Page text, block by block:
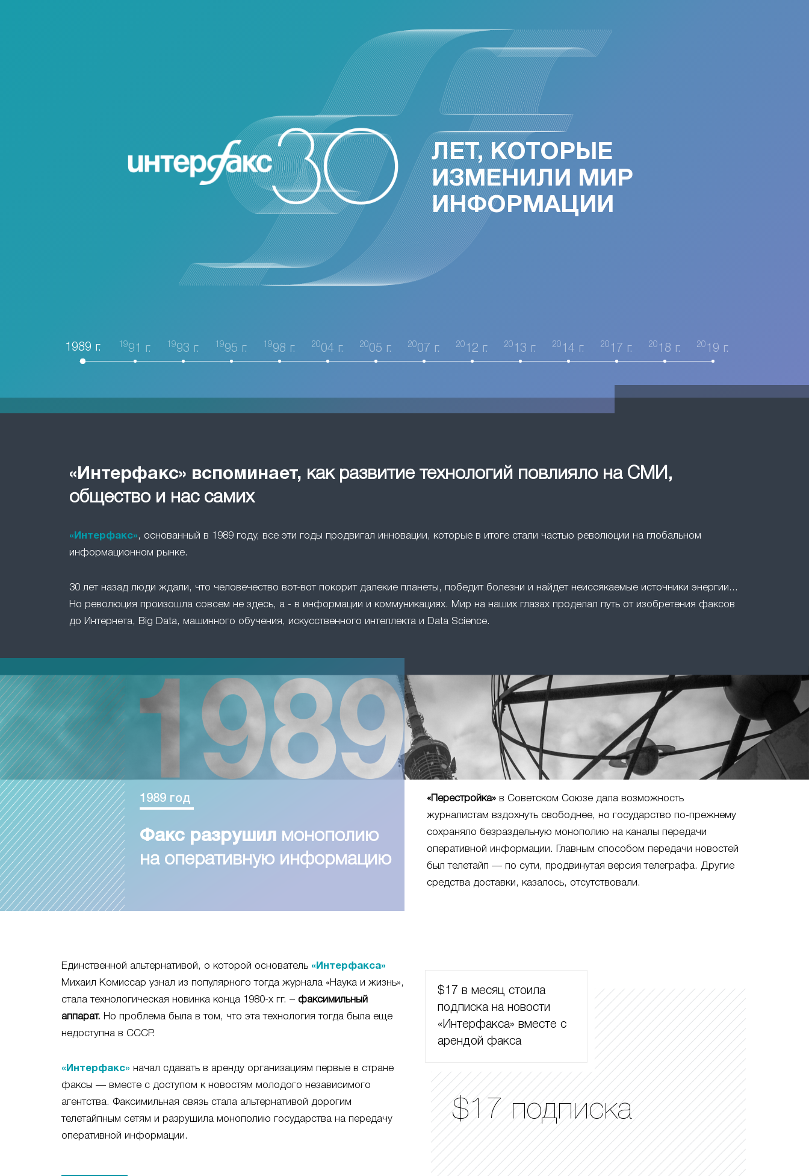
ЛЕТ, КОТОРЫЕ
ИЗМЕНИЛИ МИР
ИНФОРМАЦИИ
1989 г. 1991 г. 1993 г. 1995 г. 1998 г. 2004 г. 2005 г. 2007 г. 20 12 г. 20 13 г. 20 14 г. 20 17 г. 20 18 г. 20 19 г.
«Интерфакс» вспоминает, как развитие технологий повлияло на СМИ,
общество и нас самих
«Интерфакс», основанный в 1989 году, все эти годы продвигал инновации, которые в итоге стали частью революции на глобальном
информационном рынке.
30 лет назад люди ждали, что человечество вот-вот покорит далекие планеты, победит болезни и найдет неиссякаемые источники энергии...
Но революция произошла совсем не здесь, а - в информации и коммуникациях. Мир на наших глазах проделал путь от изобретения факсов
до Интернета, Big Data, машинного обучения, искусственного интеллекта и Data Science.
1989 год
Факс разрушил
монополию
на оперативную информацию
«Перестройка» в Советском Союзе дала возможность
журналистам вздохнуть свободнее, но государство по-прежнему
сохраняло безраздельную монополию на каналы передачи
оперативной информации. Главным способом передачи новостей
был телетайп — по сути, продвинутая версия телеграфа. Другие
средства доставки, казалось, отсутствовали.
Единственной альтернативой, о которой основатель «Интерфакса»
Михаил Комиссар узнал из популярного тогда журнала «Наука и жизнь»,
стала технологическая новинка конца 1980-х гг. – факсимильный
аппарат. Но проблема была в том, что эта технология тогда была еще
недоступна в СССР.
«Интерфакс» начал сдавать в аренду организациям первые в стране
факсы — вместе с доступом к новостям молодого независимого
агентства. Факсимильная связь стала альтернативой дорогим
телетайпным сетям и разрушила монополию государства на передачу
оперативной информации.
$17 в месяц стоила
подписка на новости
«Интерфакса» вместе с
арендой факса
$17 подписка